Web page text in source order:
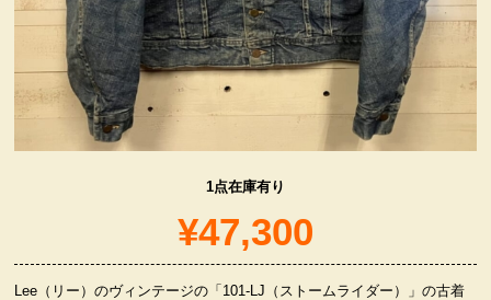
カンパニー・グッズ
キャラクター・グッズ
喫煙具
服飾小物雑貨
1点在庫有り
¥47,300
Lee（リー）のヴィンテージの「101-LJ（ストームライダー）」の古着